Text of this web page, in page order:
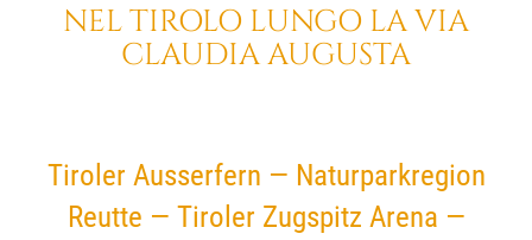
NEL TIROLO LUNGO LAVIA
CLAUDIA AUGUSTA
Tiroler Ausserfern — Naturparkregion
Reutte — Tiroler Zugspitz Arena —